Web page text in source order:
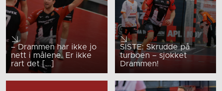
– Drammen har ikke jo
nett i målene. Er ikke
rart det [...]
SISTE: Skrudde på
turboen – sjokket
Drammen!